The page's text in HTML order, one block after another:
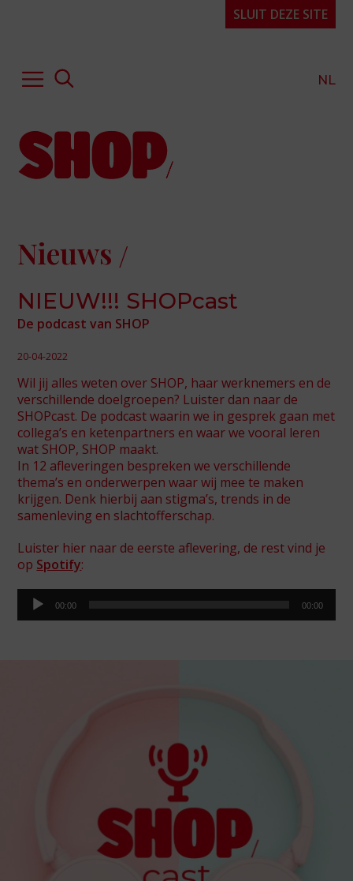
NL
SLUIT DEZE SITE
Hulp of advies
Kennis & expertise
Over SHOP
Projecten
Organisatie
FAQ
Spot46
SHOP Jeugd
De Gantel
SHOP Asia
Nieuws
NIEUW!!! SHOPcast
De podcast van SHOP
20-04-2022
Wil jij alles weten over SHOP, haar werknemers en de
verschillende doelgroepen? Luister dan naar de
SHOPcast. De podcast waarin we in gesprek gaan met
collega’s en ketenpartners en waar we vooral leren
wat SHOP, SHOP maakt.
In 12 afleveringen bespreken we verschillende
thema’s en onderwerpen waar wij mee te maken
krijgen. Denk hierbij aan stigma’s, trends in de
samenleving en slachtofferschap.
Luister hier naar de eerste aflevering, de rest vind je
op Spotify:
Audiospeler
00:00 00:00